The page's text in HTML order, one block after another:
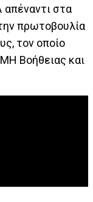
απέναντι στα
πρωτοβουλία
τον οποίο
Βοήθειας και